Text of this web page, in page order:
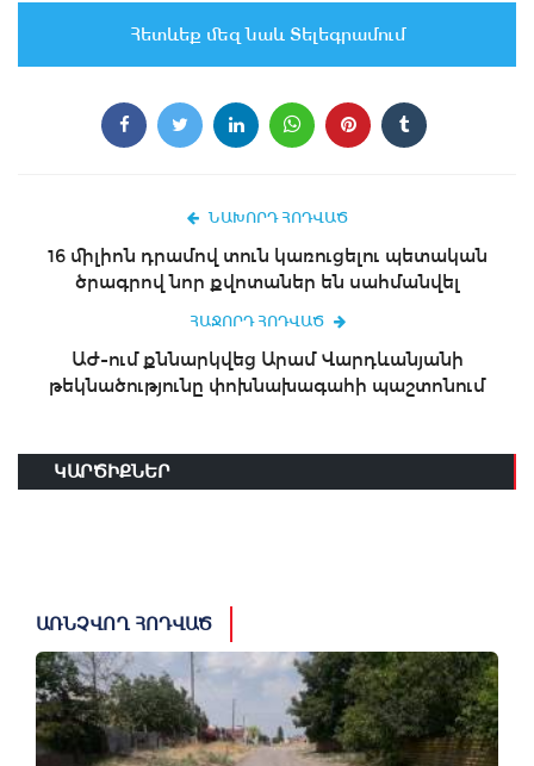
Հետևեք մեզ նաև Տելեգրամում
ՆԱԽՈՐԴ ՀՈԴՎԱԾ
16 միլիոն դրամով տուն կառուցելու պետական
ծրագրով նոր քվոտաներ են սահմանվել
ՀԱՋՈՐԴ ՀՈԴՎԱԾ
ԱԺ-ում քննարկվեց Արամ Վարդևանյանի
թեկնածությունը փոխնախագահի պաշտոնում
ԿԱՐԾԻՔՆԵՐ
ԱՌՆՉՎՈՂ ՀՈԴՎԱԾ